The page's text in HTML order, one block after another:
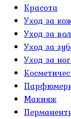
Красота
Уход за
Уход за
Уход за
Уход за
Макияж